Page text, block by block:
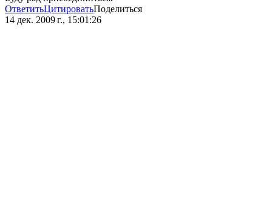
ОтветитьЦитироватьПоделиться
14 дек. 2009 г., 15:01:26